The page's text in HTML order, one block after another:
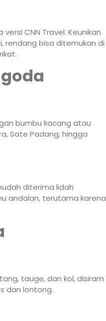
CNN Travel. Keunikan
rendang bisa ditemukan di
bumbu kacang atau
Sate Padang, hingga
diterima lidah
andalan, terutama karena
tauge, dan kol, disiram
dan lontong.